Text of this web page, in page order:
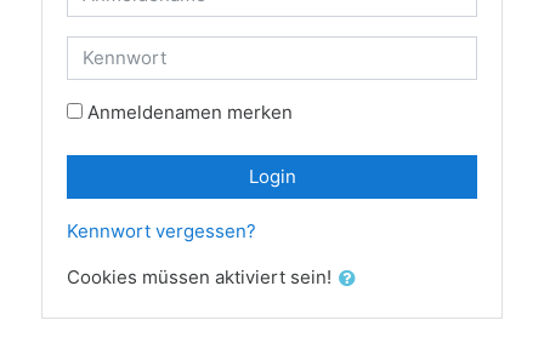
Kennwort
Anmeldenamen merken
Login
Kennwort vergessen?
Cookies müssen aktiviert sein!